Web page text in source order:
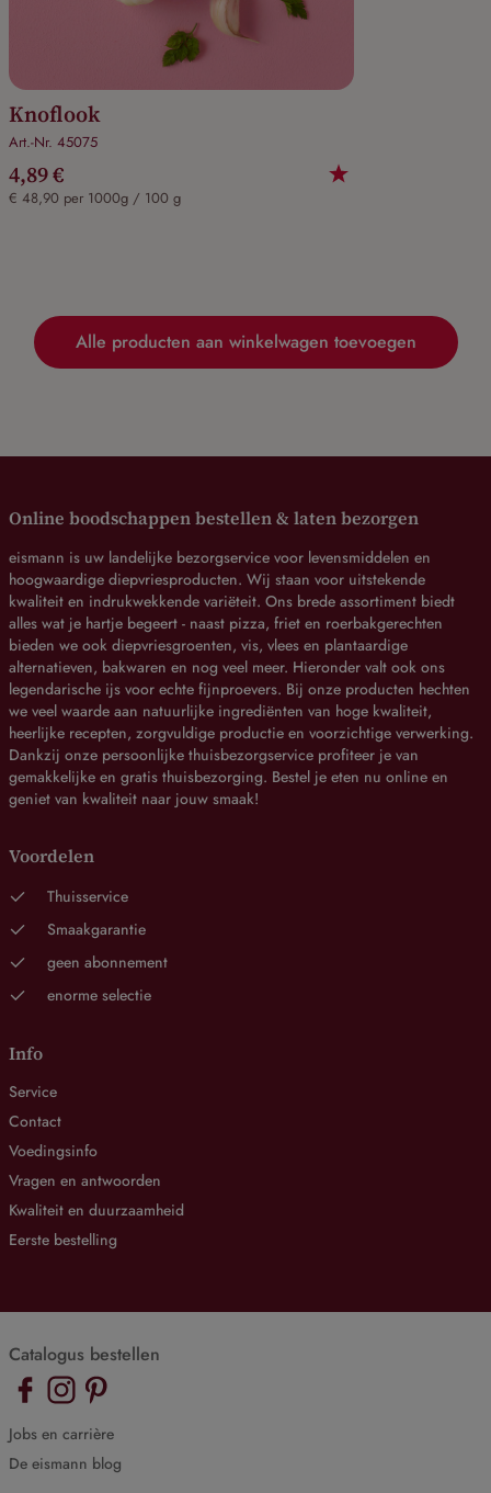
Knoflook
Art.-Nr. 45075
4,89 €
€ 48,90 per 1000g / 100 g
Alle producten aan winkelwagen toevoegen
Online boodschappen bestellen & laten bezorgen
eismann is uw landelijke bezorgservice voor levensmiddelen en
hoogwaardige diepvriesproducten. Wij staan voor uitstekende
kwaliteit en indrukwekkende variëteit. Ons brede assortiment biedt
alles wat je hartje begeert - naast pizza, friet en roerbakgerechten
bieden we ook diepvriesgroenten, vis, vlees en plantaardige
alternatieven, bakwaren en nog veel meer. Hieronder valt ook ons
legendarische ijs voor echte fijnproevers. Bij onze producten hechten
we veel waarde aan natuurlijke ingrediënten van hoge kwaliteit,
heerlijke recepten, zorgvuldige productie en voorzichtige verwerking.
Dankzij onze persoonlijke thuisbezorgservice profiteer je van
gemakkelijke en gratis thuisbezorging. Bestel je eten nu online en
geniet van kwaliteit naar jouw smaak!
Voordelen
Thuisservice
Smaakgarantie
geen abonnement
enorme selectie
Info
Service
Contact
Voedingsinfo
Vragen en antwoorden
Kwaliteit en duurzaamheid
Eerste bestelling
Catalogus bestellen
Jobs en carrière
De eismann blog